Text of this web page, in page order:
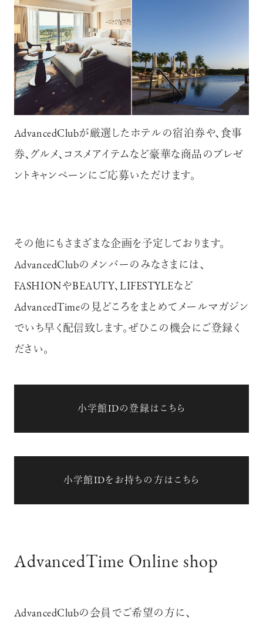
AdvancedClubが厳選したホテルの宿泊券や、食事
券、グルメ、コスメアイテムなど豪華な商品のプレゼ
ントキャンペーンにご応募いただけます。
その他にもさまざまな企画を予定しております。
AdvancedClubのメンバーのみなさまには、
FASHIONやBEAUTY、LIFESTYLEなど
AdvancedTimeの見どころをまとめてメールマガジン
でいち早く配信致します。ぜひこの機会にご登録く
ださい。
小学館IDの登録はこちら
小学館IDをお持ちの方はこちら
AdvancedTime Online shop
AdvancedClubの会員でご希望の方に、